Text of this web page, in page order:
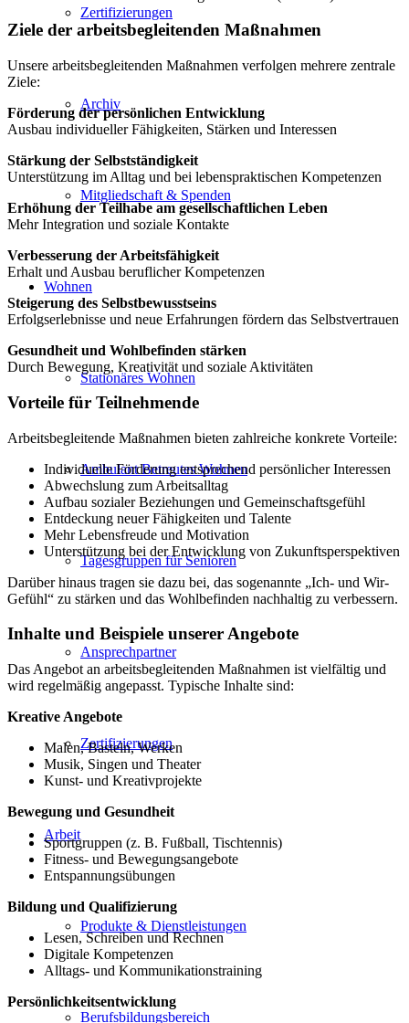
Zertifizierungen
Archiv
Mitgliedschaft & Spenden
Wohnen
Stationäres Wohnen
Ambulant Betreutes Wohnen
Tagesgruppen für Senioren
Ansprechpartner
Zertifizierungen
Arbeit
Produkte & Dienstleistungen
Berufsbildungsbereich
Ziele der arbeitsbegleitenden Maßnahmen
Unsere arbeitsbegleitenden Maßnahmen verfolgen mehrere zentrale
Ziele:
Förderung der persönlichen Entwicklung
Ausbau individueller Fähigkeiten, Stärken und Interessen
Stärkung der Selbstständigkeit
Unterstützung im Alltag und bei lebenspraktischen Kompetenzen
Erhöhung der Teilhabe am gesellschaftlichen Leben
Mehr Integration und soziale Kontakte
Verbesserung der Arbeitsfähigkeit
Erhalt und Ausbau beruflicher Kompetenzen
Steigerung des Selbstbewusstseins
Erfolgserlebnisse und neue Erfahrungen fördern das Selbstvertrauen
Gesundheit und Wohlbefinden stärken
Durch Bewegung, Kreativität und soziale Aktivitäten
Vorteile für Teilnehmende
Arbeitsbegleitende Maßnahmen bieten zahlreiche konkrete Vorteile:
Individuelle Förderung entsprechend persönlicher Interessen
Abwechslung zum Arbeitsalltag
Aufbau sozialer Beziehungen und Gemeinschaftsgefühl
Entdeckung neuer Fähigkeiten und Talente
Mehr Lebensfreude und Motivation
Unterstützung bei der Entwicklung von Zukunftsperspektiven
Darüber hinaus tragen sie dazu bei, das sogenannte „Ich- und Wir-
Gefühl“ zu stärken und das Wohlbefinden nachhaltig zu verbessern.
Inhalte und Beispiele unserer Angebote
Das Angebot an arbeitsbegleitenden Maßnahmen ist vielfältig und
wird regelmäßig angepasst. Typische Inhalte sind:
Kreative Angebote
Malen, Basteln, Werken
Musik, Singen und Theater
Kunst- und Kreativprojekte
Bewegung und Gesundheit
Sportgruppen (z. B. Fußball, Tischtennis)
Fitness- und Bewegungsangebote
Entspannungsübungen
Bildung und Qualifizierung
Lesen, Schreiben und Rechnen
Digitale Kompetenzen
Alltags- und Kommunikationstraining
Persönlichkeitsentwicklung